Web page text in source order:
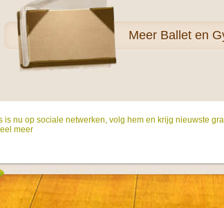
Meer Ballet en
is nu op sociale netwerken, volg hem en krijg nieuwste
meer